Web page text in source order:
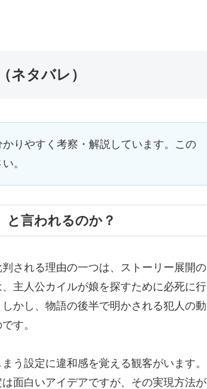
ネタバレ）
りやすく考察・解説しています。この
。
と言われるのか？
される理由の一つは、ストーリー展開の
主人公カイルが娘を探すために必死に行
かし、物語の後半で明かされる犯人の動
す。
う設定に違和感を覚える観客がいます。
面白いアイデアですが、その実現方法が